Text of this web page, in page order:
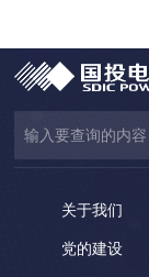
关于我们
党的建设